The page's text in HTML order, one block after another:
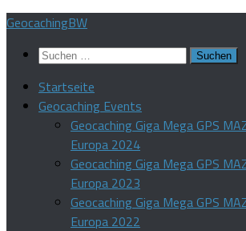
Zum
springen
GeocachingBW
Suchen
Startseite
Geocaching Events
Geocaching Giga Mega GPS
Europa 2024
Geocaching Giga Mega GPS
Europa 2023
Geocaching Giga Mega GPS
Europa 2022